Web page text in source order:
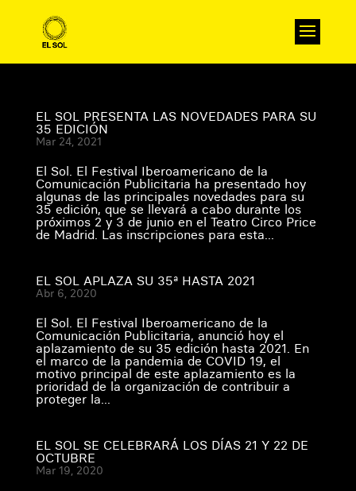
EL SOL PRESENTA LAS NOVEDADES PARA SU
35 EDICIÓN
Mar 24, 2021
El Sol. El Festival Iberoamericano de la
Comunicación Publicitaria ha presentado hoy
algunas de las principales novedades para su
35 edición, que se llevará a cabo durante los
próximos 2 y 3 de junio en el Teatro Circo Price
de Madrid. Las inscripciones para esta...
EL SOL APLAZA SU 35ª HASTA 2021
Abr 6, 2020
El Sol. El Festival Iberoamericano de la
Comunicación Publicitaria, anunció hoy el
aplazamiento de su 35 edición hasta 2021. En
el marco de la pandemia de COVID 19, el
motivo principal de este aplazamiento es la
prioridad de la organización de contribuir a
proteger la...
EL SOL SE CELEBRARÁ LOS DÍAS 21 Y 22 DE
OCTUBRE
Mar 19, 2020